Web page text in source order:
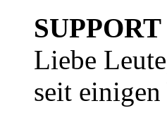
Liebe
seit